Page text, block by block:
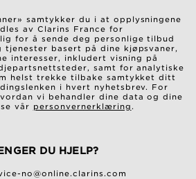
samtykker du i at opplysningene
av Clarins France for
for å sende deg personlige tilbud
basert på dine kjøpsvaner,
interesser, inkludert visning på
samt for analytiske
helst trekke tilbake samtykket ditt
i hvert nyhetsbrev. For
vi behandler dine data og dine
vår personvernerklæring .
DU HJELP?
no@online.clarins.com